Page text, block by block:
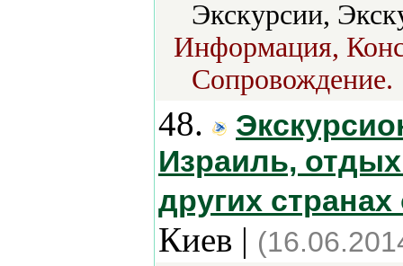
Экскурсии,
Информация,
Сопровождение.
48.
Израиль,
других
Киев |